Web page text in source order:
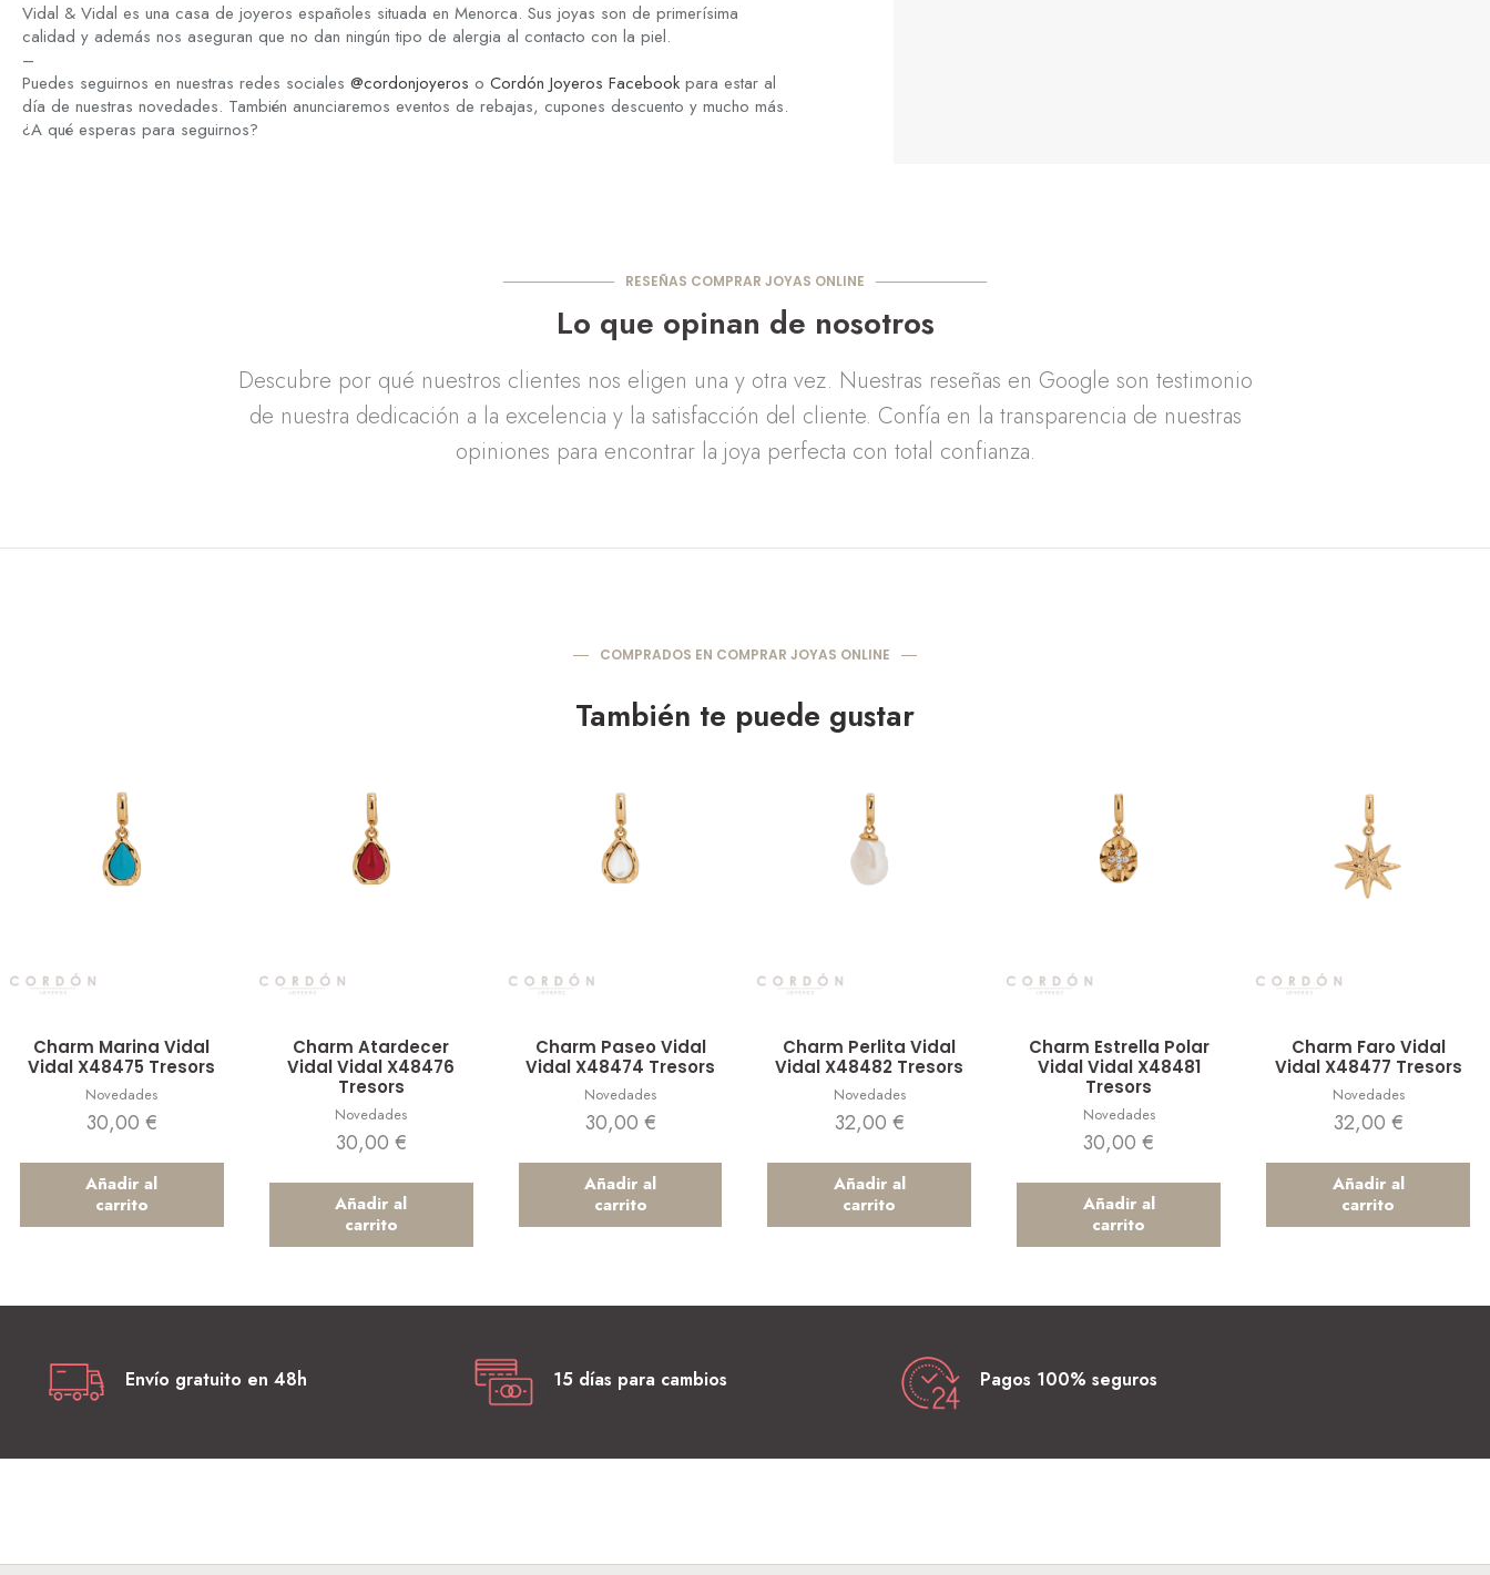
Vidal & Vidal es una casa de joyeros españoles situada en Menorca. Sus joyas son de primerísima
calidad y además nos aseguran que no dan ningún tipo de alergia al contacto con la piel.
–
Puedes seguirnos en nuestras redes sociales @cordonjoyeros o Cordón Joyeros Facebook para estar al
día de nuestras novedades. También anunciaremos eventos de rebajas, cupones descuento y mucho más.
¿A qué esperas para seguirnos?
RESEÑAS COMPRAR JOYAS ONLINE
Lo que opinan de nosotros
Descubre por qué nuestros clientes nos eligen una y otra vez. Nuestras reseñas en Google son testimonio
de nuestra dedicación a la excelencia y la satisfacción del cliente. Confía en la transparencia de nuestras
opiniones para encontrar la joya perfecta con total confianza.
COMPRADOS EN COMPRAR JOYAS ONLINE
También te puede gustar
Charm Marina Vidal
Vidal X48475 Tresors
Novedades
30,00 €
Añadir al
carrito
Charm Atardecer
Vidal Vidal X48476
Tresors
Novedades
30,00 €
Añadir al
carrito
Charm Paseo Vidal
Vidal X48474 Tresors
Novedades
30,00 €
Añadir al
carrito
Charm Perlita Vidal
Vidal X48482 Tresors
Novedades
32,00 €
Añadir al
carrito
Charm Estrella Polar
Vidal Vidal X48481
Tresors
Novedades
30,00€
Añadir al
carrito
Charm Faro Vidal
Vidal X48477 Tresors
Novedades
32,00 €
Añadir al
carrito
Envío gratuito en 48h 15 días para cambios Pagos 100% seguros